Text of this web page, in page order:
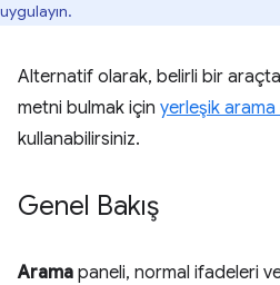
uygulayın.
Alternatif olarak, belirli bir
metni bulmak için yerleşik arama
kullanabilirsiniz.
Genel Bakış
Arama paneli, normal ifadeleri